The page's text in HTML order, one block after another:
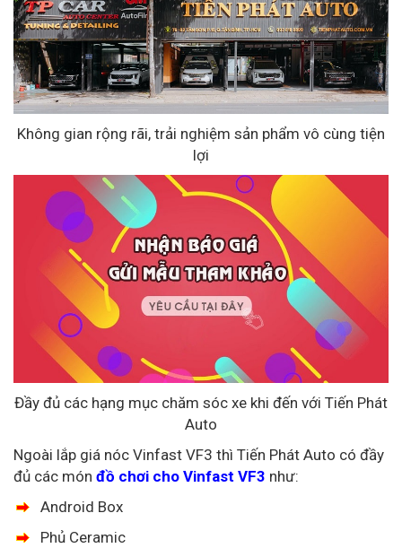
Không gian rộng rãi, trải nghiệm sản phẩm vô cùng tiện
lợi
Đầy đủ các hạng mục chăm sóc xe khi đến với Tiến Phát
Auto
Ngoài lắp giá nóc Vinfast VF3 thì Tiến Phát Auto có đầy
đủ các món đồ chơi cho Vinfast VF3 như:
Android Box
Phủ Ceramic